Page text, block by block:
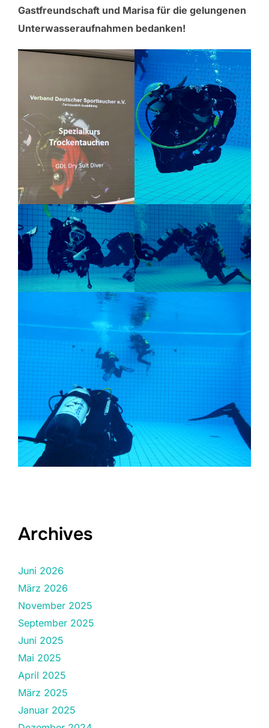
Gastfreundschaft und Marisa für die gelungenen
Unterwasseraufnahmen bedanken!
Archives
Juni 2026
März 2026
November 2025
September 2025
Juni 2025
Mai 2025
April 2025
März 2025
Januar 2025